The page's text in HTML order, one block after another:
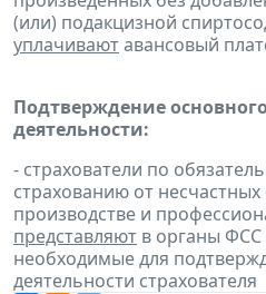
(или) подакцизной
уплачиваютавансовый
Подтверждение
деятельности:
- страхователи по
страхованию от несчастных
производстве и
представляют в органы
необходимые для
деятельности страхователя